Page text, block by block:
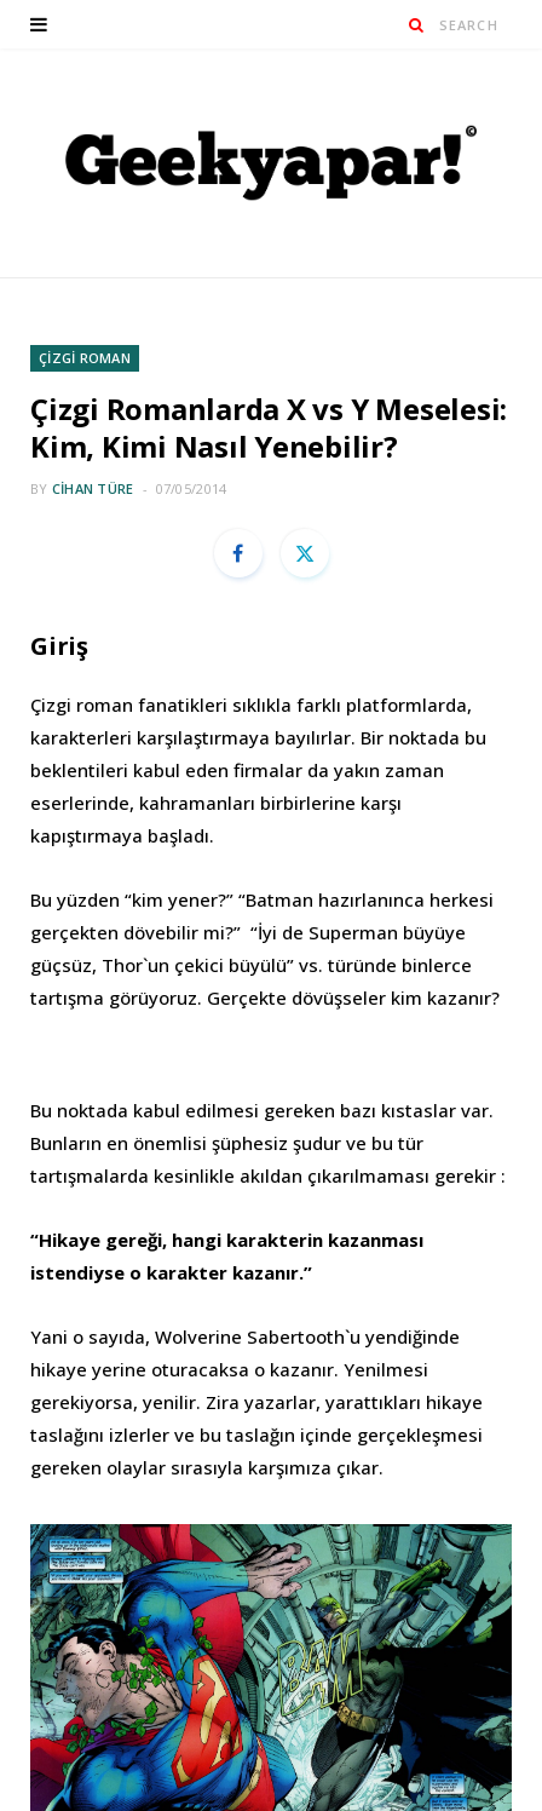
ÇİZGİ ROMAN
Çizgi Romanlarda X vs Y Meselesi:
Kim, Kimi Nasıl Yenebilir?
BY CIHAN TÜRE 07/05/2014
Giriş
Çizgi roman fanatikleri sıklıkla farklı platformlarda,
karakterleri karşılaştırmaya bayılırlar. Bir noktada bu
beklentileri kabul eden firmalar da yakın zaman
eserlerinde, kahramanları birbirlerine karşı
kapıştırmaya başladı.
Bu yüzden “kim yener?” “Batman hazırlanınca herkesi
gerçekten dövebilir mi?” “İyi de Superman büyüye
güçsüz, Thor`un çekici büyülü” vs. türünde binlerce
tartışma görüyoruz. Gerçekte dövüşseler kim kazanır?
Bu noktada kabul edilmesi gereken bazı kıstaslar var.
Bunların en önemlisi şüphesiz şudur ve bu tür
tartışmalarda kesinlikle akıldan çıkarılmaması gerekir :
“Hikaye gereği, hangi karakterin kazanması
istendiyse o karakter kazanır.”
Yani o sayıda, Wolverine Sabertooth`u yendiğinde
hikaye yerine oturacaksa o kazanır. Yenilmesi
gerekiyorsa, yenilir. Zira yazarlar, yarattıkları hikaye
taslağını izlerler ve bu taslağın içinde gerçekleşmesi
gereken olaylar sırasıyla karşımıza çıkar.